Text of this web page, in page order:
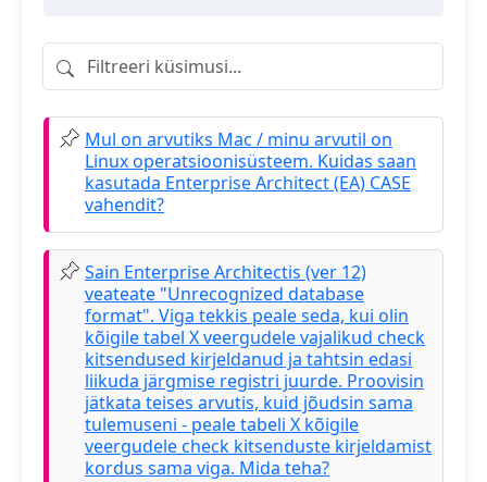
Filtreeri küsimusi
Mul on arvutiks Mac / minu arvutil on
Linux operatsioonisüsteem. Kuidas saan
kasutada Enterprise Architect (EA) CASE
vahendit?
Sain Enterprise Architectis (ver 12)
veateate "Unrecognized database
format". Viga tekkis peale seda, kui olin
kõigile tabel X veergudele vajalikud check
kitsendused kirjeldanud ja tahtsin edasi
liikuda järgmise registri juurde. Proovisin
jätkata teises arvutis, kuid jõudsin sama
tulemuseni - peale tabeli X kõigile
veergudele check kitsenduste kirjeldamist
kordus sama viga. Mida teha?